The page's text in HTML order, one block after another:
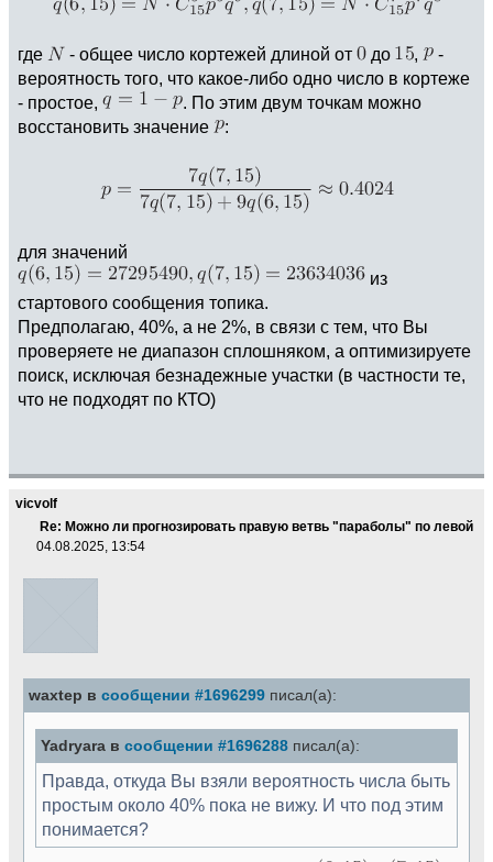
где - общее число кортежей длиной от до ,
-
вероятность того, что какое-либо одно число в кортеже
- простое,
. По этим двум точкам можно
восстановить значение
:
для значений
из
стартового сообщения топика.
Предполагаю, 40%, а не 2%, в связи с тем, что Вы
проверяете не диапазон сплошняком, а оптимизируете
поиск, исключая безнадежные участки (в частности те,
что не подходят по КТО)
vicvolf
Re: Можно ли прогнозировать правую ветвь "параболы" по левой
04.08.2025, 13:54
waxtep в сообщении #1696299 писал(а):
Yadryara в сообщении #1696288 писал(а):
Правда, откуда Вы взяли вероятность числа быть
простым около 40% пока не вижу. И что под этим
понимается?